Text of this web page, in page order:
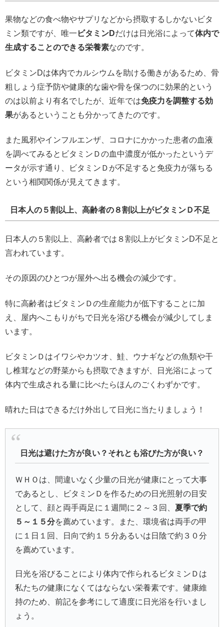
果物などの食べ物やサプリなどから摂取するしかないビタ
ミン類ですが、唯一 ビタミンDだけは日光浴によって体内で
生成することのできる栄養素なのです。
ビタミンDは体内でカルシウムを助ける働きがあるため、骨
粗しょう症予防や健康的な歯や骨を保つのに効果的という
のは以前より有名でしたが、近年では免疫力を調整する効
果があるということも分かってきたのです。
また風邪やインフルエンザ、コロナにかかった患者の血液
を調べてみるとビタミンＤの血中濃度が低かったというデ
ータが示す通り、ビタミンＤが不足すると免疫力が落ちる
という相関関係が見えてきます。
日本人の５割以上、高齢者の８割以上がビタミンＤ不足
日本人の５割以上、高齢者では８割以上がビタミンD不足と
言われています。
その原因のひとつが屋外へ出る機会の減少です。
特に高齢者はビタミンＤの生産能力が低下することに加
え、屋内へこもりがちで日光を浴びる機会が減少してしま
います。
ビタミンＤはイワシやカツオ、鮭、ウナギなどの魚類や干
し椎茸などの野菜からも摂取できますが、日光浴によって
体内で生成される量に比べたらほんのごくわずかです。
晴れた日はできるだけ外出して日光に当たりましょう！
日光は避けた方が良い？それとも浴びた方が良い？
ＷＨＯは、間違いなく少量の日光が健康にとって大事
であるとし、ビタミンＤを作るための日光照射の目安
として、顔と両手両足に１週間に２～３回、夏季で約
５～１５分を薦めています。また、環境省は両手の甲
に１日１回、日向で約１５分あるいは日陰で約３０分
を薦めています。
日光を浴びることにより体内で作られるビタミンＤは
私たちの健康になくてはならない栄養素です。健康維
持のため、前記を参考にして適度に日光浴を行いまし
ょう。